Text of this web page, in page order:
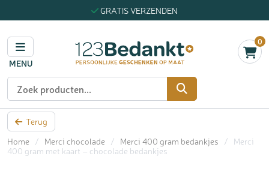
GRATIS VERZENDEN
MENU
0
Zoeken
Terug
Home
/ Merci chocolade / Merci 400 gram bedankjes /
Merci
400 gram met kaart – chocolade bedankjes